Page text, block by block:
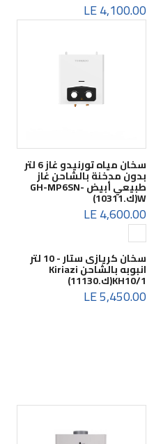
4,100.00 LE
سخان مياه تورنيدو غاز 6 لتر
بدون مدخنة بالشاحن غاز
طبيعي أبيض GH-MP6SN-
W(ك.10311)
4,600.00 LE
سخان كريازى ستار - 10 لتر
انبوبه بالشاحن Kiriazi
KH10/1(ك.11130)
5,450.00 LE